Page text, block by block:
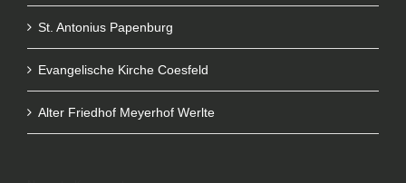
St. Antonius Papenburg
Evangelische Kirche Coesfeld
Alter Friedhof Meyerhof Werlte